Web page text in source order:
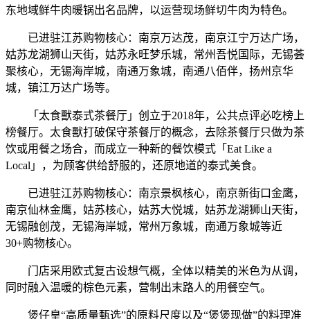
东地域鲜牛肉暖锅出名品牌，以运营现场鲜切牛肉为特色。
已进驻江苏购物核心：南京万达茂，南京江宁万达广场，
姑苏龙湖狮山天街，姑苏永旺梦乐城，常州吾悦国际，无锡荟
聚核心，无锡海岸城，南通万象城，南通八佰伴，扬州京华
城，镇江万达广场等。
「太食獸泰式茶餐厅」创立于2018年，公共点评必吃榜上
榜餐厅。太食獸打破保守茶餐厅的概念，去除茶餐厅只做为茶
饮或用餐之场合，而成立一种新的餐饮模式「Eat Like a
Local」，为顾客供给舒服的，还原地道的泰式美食。
已进驻江苏购物核心：南京景枫核心，南京新街口金鹰，
南京仙林金鹰，姑苏核心，姑苏大悦城，姑苏龙湖狮山天街，
无锡融创茂，无锡海岸城，常州万象城，南通万象城等近
30+购物核心。
门店采用欧式复古设想气概，全体以精美的米色为从调，
同时融入温暖的棕色元素，营制出末路人的用餐空气。
煲仔皇“高质量甄选”的原料尺度以及“煲煲现做”的料理准